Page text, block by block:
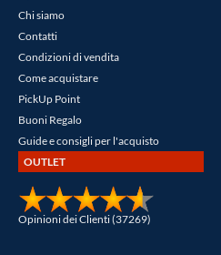
Chi siamo
Contatti
Condizioni di vendita
Come acquistare
PickUp Point
Buoni Regalo
Guide e consigli per l'acquisto
OUTLET
Opinioni dei Clienti (37269)